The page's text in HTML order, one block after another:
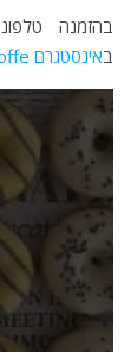
בהזמנה טלפונית 054-4240134 או
באינסטגרם Liron Roffe